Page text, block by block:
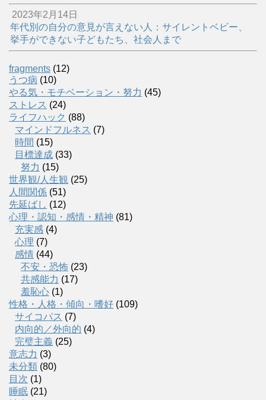
2023年2月14日
年代別の自分の意見が言えない人：サイレントベビー、
挙手ができない子どもたち、社会人まで
fragments (12)
うつ病 (10)
やる気・モチベーション・努力 (45)
ストレス (24)
ライフハック (88)
マインドフルネス (7)
時間 (15)
目標達成 (33)
努力 (15)
世界観/人生観 (25)
人間関係 (51)
先延ばし (12)
心理・認知・感情・精神 (81)
充実感 (4)
心理 (7)
感情 (44)
不安・恐怖 (23)
共感能力 (17)
羞恥心 (1)
性格・人格・傾向・嗜好 (109)
サイコパス (7)
内向的／外向的 (4)
完璧主義 (25)
意志力 (3)
未分類 (80)
目次 (1)
睡眠 (21)